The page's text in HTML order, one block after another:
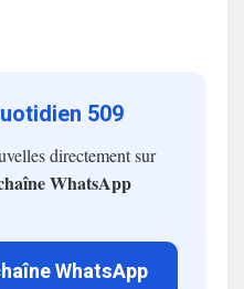
509
directement sur
WhatsApp
WhatsApp